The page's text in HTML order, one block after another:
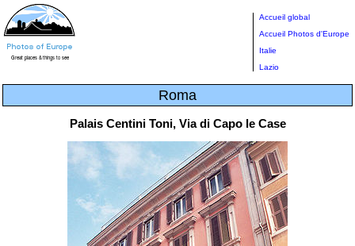
Accueil global
Accueil Photos d'Europe
Italie
Lazio
Roma
Palais Centini Toni, Via di Capo le Case